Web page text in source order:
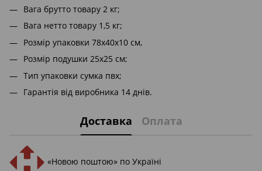
Вага брутто товару 2 кг;
Вага нетто товару 1,5 кг;
Розмір упаковки 78х40х10 см,
Розмір подушки 25x25 см;
Тип упаковки сумка пвх;
Гарантія від виробника 14 днів.
Доставка Оплата
«Новою поштою» по Україні